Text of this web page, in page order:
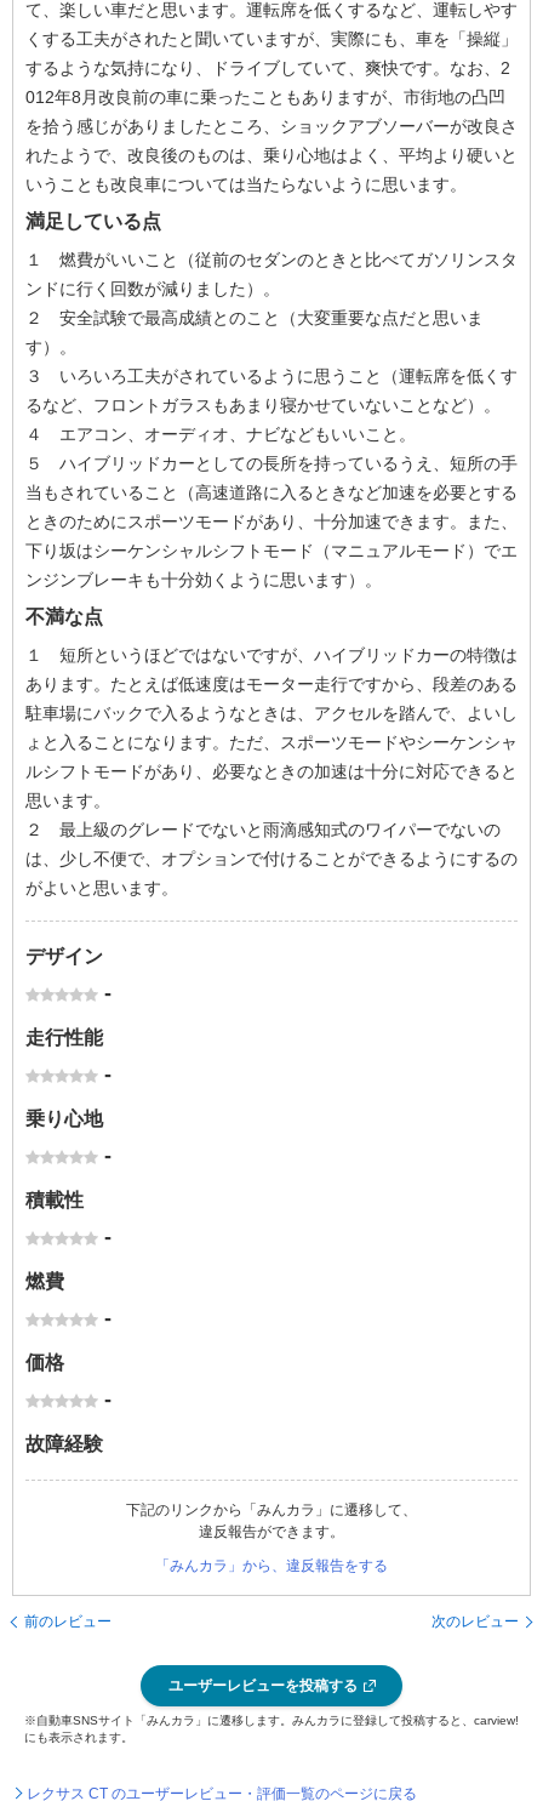
て、楽しい車だと思います。運転席を低くするなど、運転しやす
くする工夫がされたと聞いていますが、実際にも、車を「操縦」
するような気持になり、ドライブしていて、爽快です。なお、2
012年8月改良前の車に乗ったこともありますが、市街地の凸凹
を拾う感じがありましたところ、ショックアブソーバーが改良さ
れたようで、改良後のものは、乗り心地はよく、平均より硬いと
いうことも改良車については当たらないように思います。
満足している点
１ 燃費がいいこと（従前のセダンのときと比べてガソリンスタ
ンドに行く回数が減りました）。
２ 安全試験で最高成績とのこと（大変重要な点だと思いま
す）。
３ いろいろ工夫がされているように思うこと（運転席を低くす
るなど、フロントガラスもあまり寝かせていないことなど）。
４ エアコン、オーディオ、ナビなどもいいこと。
５ ハイブリッドカーとしての長所を持っているうえ、短所の手
当もされていること（高速道路に入るときなど加速を必要とする
ときのためにスポーツモードがあり、十分加速できます。また、
下り坂はシーケンシャルシフトモード（マニュアルモード）でエ
ンジンブレーキも十分効くように思います）。
不満な点
１ 短所というほどではないですが、ハイブリッドカーの特徴は
あります。たとえば低速度はモーター走行ですから、段差のある
駐車場にバックで入るようなときは、アクセルを踏んで、よいし
ょと入ることになります。ただ、スポーツモードやシーケンシャ
ルシフトモードがあり、必要なときの加速は十分に対応できると
思います。
２ 最上級のグレードでないと雨滴感知式のワイパーでないの
は、少し不便で、オプションで付けることができるようにするの
がよいと思います。
デザイン
-
走行性能
-
乗り心地
-
積載性
-
燃費
-
価格
-
故障経験
下記のリンクから「みんカラ」に遷移して、
違反報告ができます。
「みんカラ」から、違反報告をする
前のレビュー 次のレビュー
ユーザーレビューを投稿する
※自動車SNSサイト「みんカラ」に遷移します。みんカラに登録して投稿すると、carview!
にも表示されます。
レクサス CT のユーザーレビュー・評価一覧のページに戻る